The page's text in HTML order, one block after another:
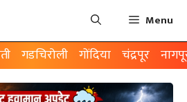
Menu
गडचिरोली गोंदिया चंद्रपूर